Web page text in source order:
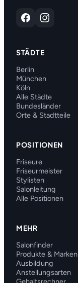
STÄDTE
Berlin
München
Köln
Alle Städte
Bundesländer
Orte & Stadtteile
POSITIONEN
Friseure
Friseurmeister
Stylisten
Salonleitung
Alle Positionen
MEHR
Salonfinder
Produkte & Marken
Ausbildung
Anstellungsarten